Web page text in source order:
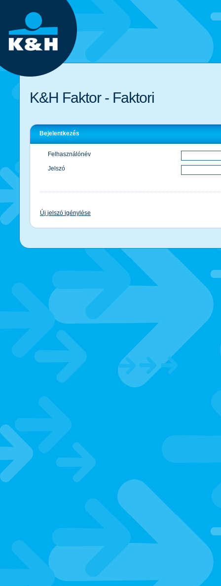
K&H Faktor - Faktori
Bejelentkezés
Felhasználónév
Jelszó
Új jelszó igénylése